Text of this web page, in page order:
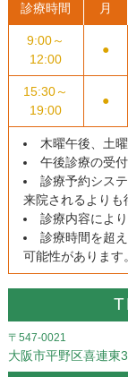
診療時間 月
9:00～
12:00
●
15:30～
19:00
●
木曜午後、土
午後診療の受
診療予約シス
来院されるよりも
診療内容によ
診療時間を超
可能性があります。
〒547-0021
大阪市平野区喜連東